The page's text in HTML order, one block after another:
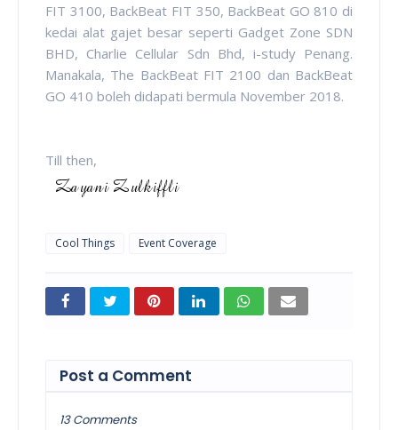
FIT 3100, BackBeat FIT 350, BackBeat GO 810 di
kedai alat gajet besar seperti Gadget Zone SDN
BHD, Charlie Cellular Sdn Bhd, i-study Penang.
Manakala, The BackBeat FIT 2100 dan BackBeat
GO 410 boleh didapati bermula November 2018.
Till then,
Cool Things Event Coverage
Post a Comment
13 Comments